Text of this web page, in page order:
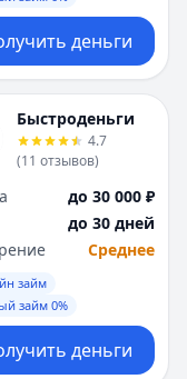
деньги
Быстроденьги
4.7
(11 отзывов)
до 30 000 ₽
до 30 дней
Среднее
займ
займ 0%
деньги